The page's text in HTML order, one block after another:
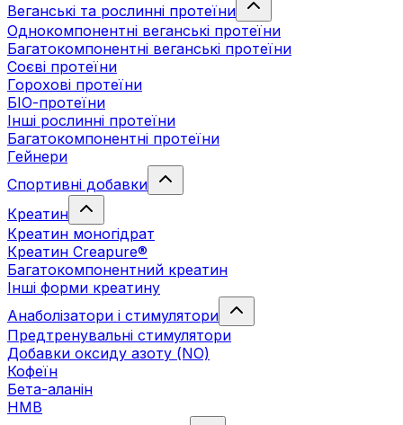
Веганські та рослинні протеїни
Однокомпонентні веганські протеїни
Багатокомпонентні веганські протеїни
Cоєві протеїни
Горохові протеїни
БІО-протеїни
Інші рослинні протеїни
Багатокомпонентні протеїни
Гейнери
Спортивні добавки
Креатин
Креатин моногідрат
Креатин Creapure®
Багатокомпонентний креатин
Інші форми креатину
Анаболізатори і стимулятори
Предтренувальні стимулятори
Добавки оксиду азоту (NO)
Кофеїн
Бета-аланін
HMB